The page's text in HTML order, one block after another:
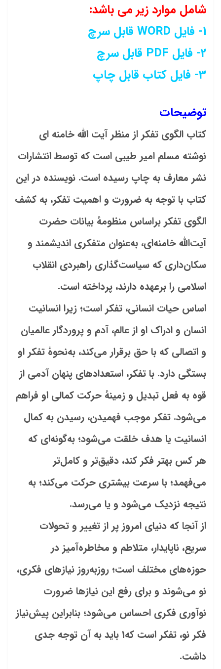
شامل موارد زیر می باشد:
1- فایل WORD قابل سرچ
2- فایل PDF قابل سرچ
3- فایل کتاب قابل چاپ
توضیحات
کتاب الگوی تفکر از منظر آیت الله خامنه ای
نوشته مسلم امیر طیبی است که توسط انتشارات
نشر معارف به چاپ رسیده است. نویسنده در این
کتاب با توجه به ضرورت و اهمیت تفکر، به کشف
الگوی تفکر براساس منظومهٔ بیانات حضرت
آیت‌الله خامنه‌ای، به‌عنوان متفکری اندیشمند و
سکان‌داری که سیاست‌گذاری راهبردی انقلاب
اسلامی را برعهده دارند، پرداخته است.
اساس حیات انسانی، تفکر است؛ زیرا انسانیت
انسان و ادراک او از عالم، آدم و پروردگار عالمیان
و اتصالی که با حق برقرار می‏‌کند، به‌نحوهٔ تفکر او
بستگی دارد. با تفکر، استعدادهای پنهان آدمی از
قوه به فعل تبدیل و زمینهٔ حرکت کمالی او فراهم
می‏‌شود. تفکر موجب فهمیدن، رسیدن به کمال
انسانیت یا هدف خلقت می‌شود؛ به‌گونه‌ای که
هر کس بهتر فکر کند، دقیق‌تر و کامل‌تر
می‌فهمد؛ با سرعت بیشتری حرکت می‌کند؛ به
نتیجه نزدیک می‌شود و یا می‌رسد.
از آنجا که دنیای امروز پر از تغییر و تحولات
سریع، ناپایدار، متلاطم و مخاطره‌آمیز در
حوزه‌های مختلف است؛ روز‌به‌روز نیازهای فکری،
نو می‌شوند و برای رفع این نیازها ضرورت
نوآوری‌ فکری احساس می‌شود؛ بنابراین پیش‌نیاز
فکر نو، تفکر است که1 باید به آن توجه جدی
داشت.